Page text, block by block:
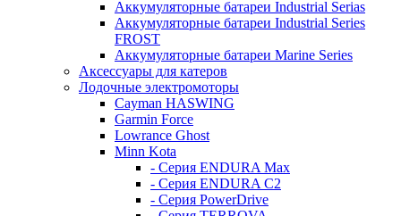
Аккумуляторные батареи Industrial Serias
Аккумуляторные батареи Industrial Series
FROST
Аккумуляторные батареи Marine Series
Аксессуары для катеров
Лодочные электромоторы
Cayman HASWING
Garmin Force
Lowrance Ghost
Minn Kota
- Серия ENDURA Max
- Серия ENDURA C2
- Серия PowerDrive